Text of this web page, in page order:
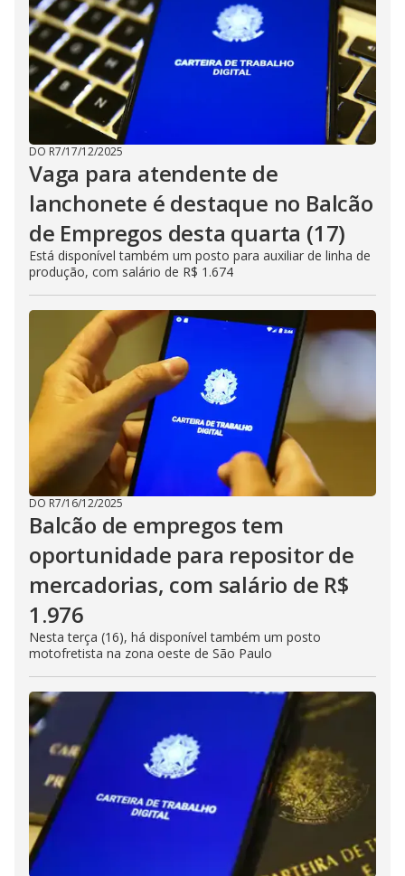
DO R7/17/12/2025
Vaga para atendente de
lanchonete é destaque no Balcão
de Empregos desta quarta (17)
Está disponível também um posto para auxiliar de linha de
produção, com salário de R$ 1.674
DO R7/16/12/2025
Balcão de empregos tem
oportunidade para repositor de
mercadorias, com salário de R$
1.976
Nesta terça (16), há disponível também um posto
motofretista na zona oeste de São Paulo